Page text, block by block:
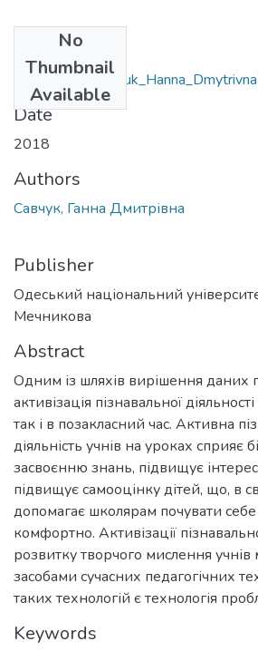
No
Thumbnail
Available
Date
2018
Authors
Савчук, Ганна Дмитрівна
Publisher
Одеський національний
Мечникова
Abstract
Одним із шляхів вирішення даних
активізація пізнавальної
так і в позакласний час. Активна
діяльність учнів на уроках сприяє
засвоєнню знань, підвищує
підвищує самооцінку дітей, що, в
допомагає школярам почувати себе
комфортно. Активізації
розвитку творчого мислення
засобами сучасних педагогічних
таких технологій є технологія
Keywords